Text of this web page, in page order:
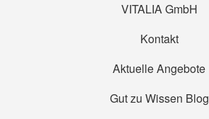
VITALIA GmbH
Kontakt
Aktuelle Angebote
Gut zu Wissen Blog